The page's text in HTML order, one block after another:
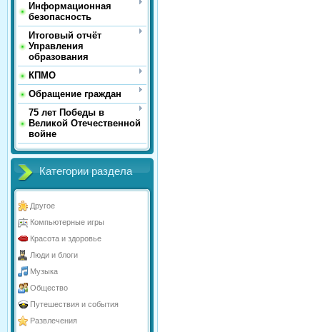
Информационная
безопасность
Итоговый отчёт
Управления
образования
КПМО
Обращение граждан
75 лет Победы в
Великой Отечественной
войне
Категории раздела
Другое
Компьютерные игры
Красота и здоровье
Люди и блоги
Музыка
Общество
Путешествия и события
Развлечения